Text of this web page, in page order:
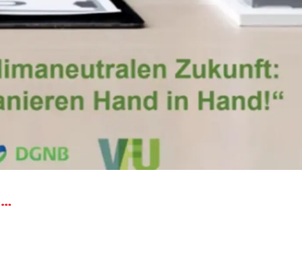
Finanzieren und Sanieren für eine klimaneutrale Zukunft